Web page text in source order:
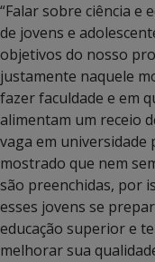
“Falar sobre ciência e
de jovens e
objetivos do nosso
justamente naquele
fazer faculdade e em
alimentam um receio
vaga em universidade
mostrado que nem
são preenchidas, por
esses jovens se
educação superior e
melhorar sua